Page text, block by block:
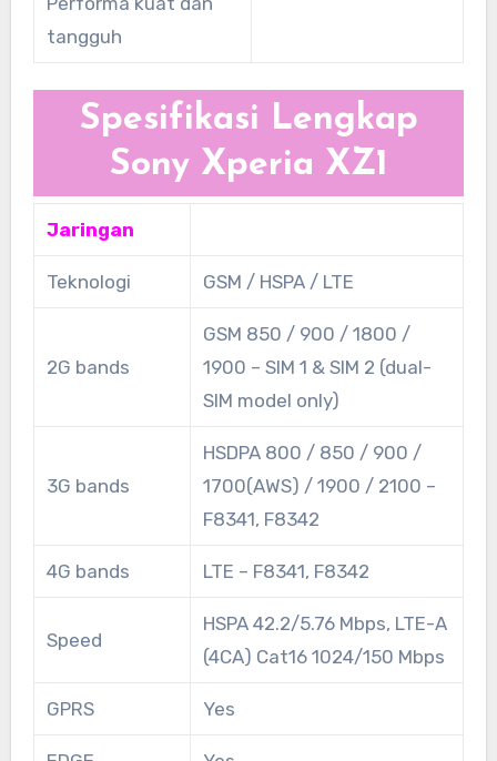
tangguh
Spesifikasi Lengkap
Sony Xperia XZ1
Jaringan
Teknologi GSM / HSPA / LTE
2G bands
GSM 850 / 900 / 1800 /
1900 – SIM 1 & SIM 2 (dual-
SIM model only)
3G bands
HSDPA 800 / 850 / 900 /
1700(AWS) / 1900 / 2100 –
F8341, F8342
4G bands LTE – F8341, F8342
Speed
HSPA 42.2/5.76 Mbps, LTE-A
(4CA) Cat16 1024/150 Mbps
GPRS Yes